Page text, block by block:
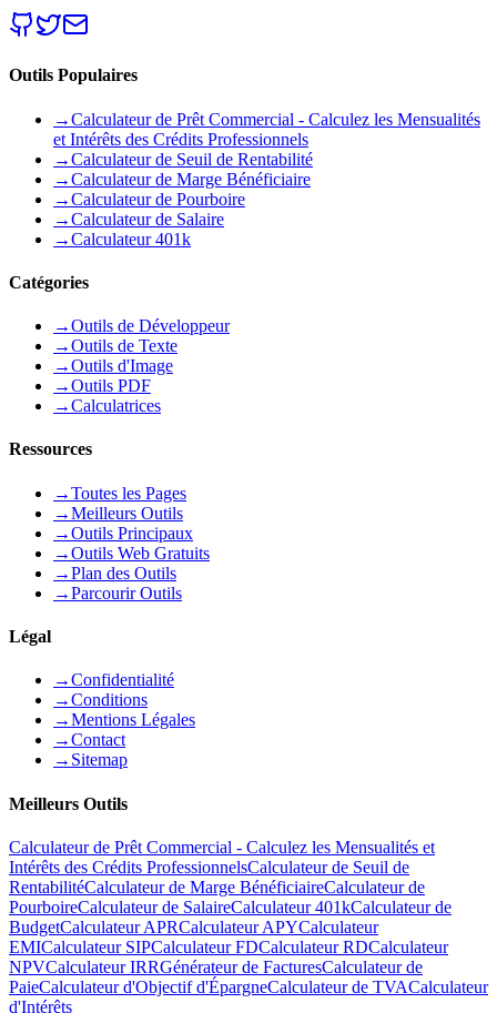
Outils Populaires
→Calculateur de Prêt Commercial - Calculez les Mensualités
et Intérêts des Crédits Professionnels
→Calculateur de Seuil de Rentabilité
→Calculateur de Marge Bénéficiaire
→Calculateur de Pourboire
→Calculateur de Salaire
→Calculateur 401k
Catégories
→Outils de Développeur
→Outils de Texte
→Outils d'Image
→Outils PDF
→Calculatrices
Ressources
→Toutes les Pages
→Meilleurs Outils
→Outils Principaux
→Outils Web Gratuits
→Plan des Outils
→Parcourir Outils
Légal
→Confidentialité
→Conditions
→Mentions Légales
→Contact
→ Sitemap
Meilleurs Outils
Calculateur de Prêt Commercial - Calculez les Mensualités et
Intérêts des Crédits ProfessionnelsCalculateur de Seuil de
RentabilitéCalculateur de Marge BénéficiaireCalculateur de
PourboireCalculateur de SalaireCalculateur 401kCalculateur de
BudgetCalculateur APRCalculateur APYCalculateur
EMICalculateur SIPCalculateur FDCalculateur RDCalculateur
NPVCalculateur IRRGénérateur de FacturesCalculateur de
PaieCalculateur d'Objectif d'ÉpargneCalculateur de TVACalculateur
d'Intérêts